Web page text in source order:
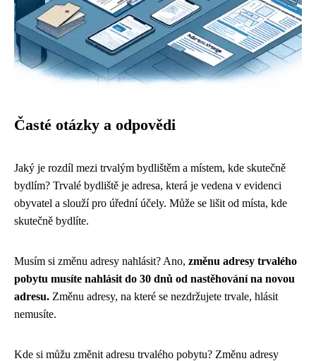
Časté otázky a odpovědi
Jaký je rozdíl mezi trvalým bydlištěm a místem, kde skutečně
bydlím? Trvalé bydliště je adresa, která je vedena v evidenci
obyvatel a slouží pro úřední účely. Může se lišit od místa, kde
skutečně bydlíte.
Musím si změnu adresy nahlásit? Ano, změnu adresy trvalého
pobytu musíte nahlásit do 30 dnů od nastěhování na novou
adresu. Změnu adresy, na které se nezdržujete trvale, hlásit
nemusíte.
Kde si můžu změnit adresu trvalého pobytu? Změnu adresy